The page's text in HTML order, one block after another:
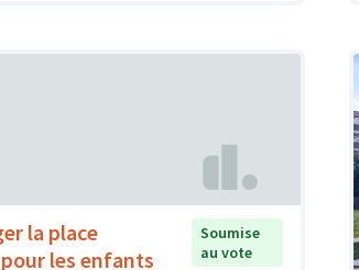
la place
les enfants
Soumise
au vote